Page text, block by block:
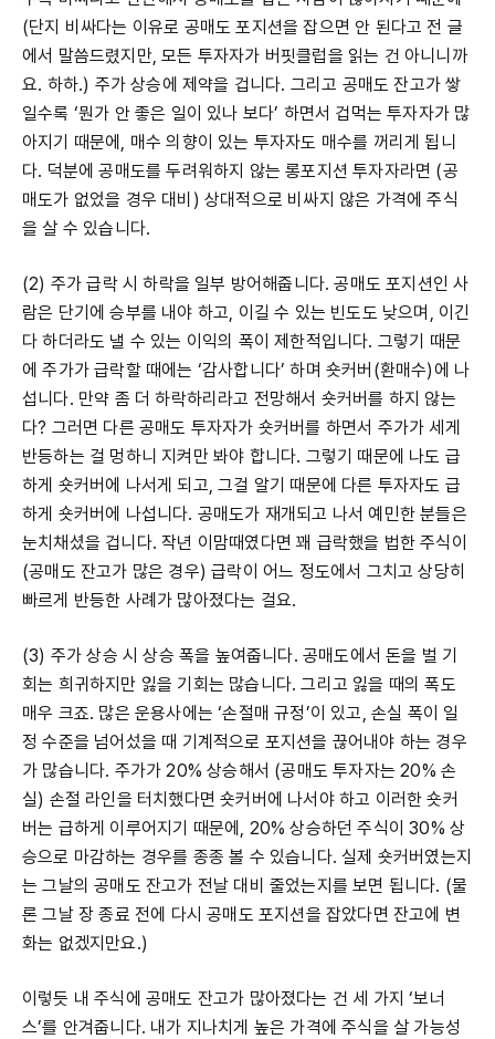
(단지 비싸다는 이유로 공매도 포지션을 잡으면 안 된다고 전 글
에서 말씀드렸지만, 모든 투자자가 버핏클럽을 읽는 건 아니니까
요. 하하.) 주가 상승에 제약을 겁니다. 그리고 공매도 잔고가 쌓
일수록 ‘뭔가 안 좋은 일이 있나 보다’ 하면서 겁먹는 투자자가 많
아지기 때문에, 매수 의향이 있는 투자자도 매수를 꺼리게 됩니
다. 덕분에 공매도를 두려워하지 않는 롱포지션 투자자라면 (공
매도가 없었을 경우 대비) 상대적으로 비싸지 않은 가격에 주식
을 살 수 있습니다.
(2) 주가 급락 시 하락을 일부 방어해줍니다. 공매도 포지션인 사
람은 단기에 승부를 내야 하고, 이길 수 있는 빈도도 낮으며, 이긴
다 하더라도 낼 수 있는 이익의 폭이 제한적입니다. 그렇기 때문
에 주가가 급락할 때에는 ‘감사합니다’ 하며 숏커버(환매수)에 나
섭니다. 만약 좀 더 하락하리라고 전망해서 숏커버를 하지 않는
다? 그러면 다른 공매도 투자자가 숏커버를 하면서 주가가 세게
반등하는 걸 멍하니 지켜만 봐야 합니다. 그렇기 때문에 나도 급
하게 숏커버에 나서게 되고, 그걸 알기 때문에 다른 투자자도 급
하게 숏커버에 나섭니다. 공매도가 재개되고 나서 예민한 분들은
눈치채셨을 겁니다. 작년 이맘때였다면 꽤 급락했을 법한 주식이
(공매도 잔고가 많은 경우) 급락이 어느 정도에서 그치고 상당히
빠르게 반등한 사례가 많아졌다는 걸요.
(3) 주가 상승 시 상승 폭을 높여줍니다. 공매도에서 돈을 벌 기
회는 희귀하지만 잃을 기회는 많습니다. 그리고 잃을 때의 폭도
매우 크죠. 많은 운용사에는 ‘손절매 규정’이 있고, 손실 폭이 일
정 수준을 넘어섰을 때 기계적으로 포지션을 끊어내야 하는 경우
가 많습니다. 주가가 20% 상승해서 (공매도 투자자는 20% 손
실) 손절 라인을 터치했다면 숏커버에 나서야 하고 이러한 숏커
버는 급하게 이루어지기 때문에, 20% 상승하던 주식이 30% 상
승으로 마감하는 경우를 종종 볼 수 있습니다. 실제 숏커버였는지
는 그날의 공매도 잔고가 전날 대비 줄었는지를 보면 됩니다. (물
론 그날 장 종료 전에 다시 공매도 포지션을 잡았다면 잔고에 변
화는 없겠지만요.)
이렇듯 내 주식에 공매도 잔고가 많아졌다는 건 세 가지 ‘보너
스’를 안겨줍니다. 내가 지나치게 높은 가격에 주식을 살 가능성